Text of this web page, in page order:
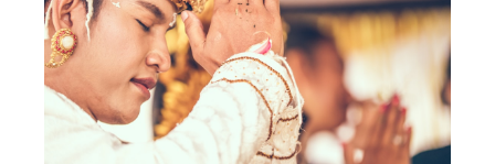
Simulateur
de prix